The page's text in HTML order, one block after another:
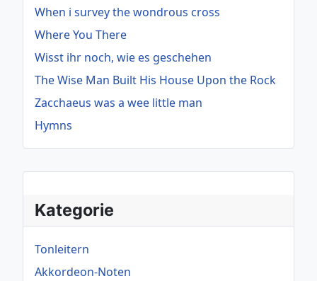
Kategorie
Tonleitern
Akkordeon-Noten
When i survey the wondrous cross
Where You There
Wisst ihr noch, wie es geschehen
The Wise Man Built His House Upon the Rock
Zacchaeus was a wee little man
Hymns